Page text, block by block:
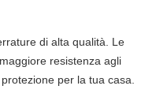
di alta qualità. Le
resistenza agli
per la tua casa.